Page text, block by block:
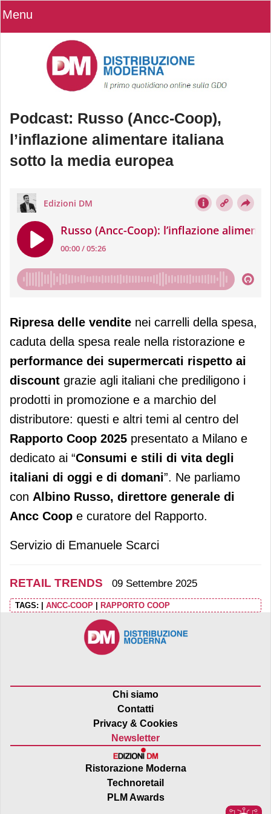
Menu
Podcast: Russo (Ancc-Coop),
l’inflazione alimentare italiana
sotto la media europea
Podcast: Russo (Ancc-Coop),
l’inflazione alimentare italiana sotto la
media europea
Ripresa delle vendite nei carrelli della spesa,
caduta della spesa reale nella ristorazione e
performance dei supermercati rispetto ai
discount grazie agli italiani che prediligono i
prodotti in promozione e a marchio del
distributore: questi e altri temi al centro del
Rapporto Coop 2025 presentato a Milano e
dedicato ai “Consumi e stili di vita degli
italiani di oggi e di domani”. Ne parliamo
con Albino Russo, direttore generale di
Ancc Coop e curatore del Rapporto.
Servizio di Emanuele Scarci
RETAIL TRENDS 09 Settembre 2025
TAGS: ANCC-COOP RAPPORTO COOP
Chi siamo
Contatti
Privacy & Cookies
Newsletter
Ristorazione Moderna
Technoretail
PLM Awards